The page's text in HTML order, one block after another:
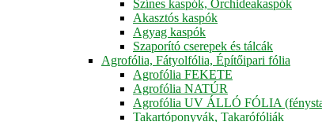
Színes kaspók, Orchideakaspók
Akasztós kaspók
Agyag kaspók
Szaporító cserepek és tálcák
Agrofólia, Fátyolfólia, Építőipari fólia
Agrofólia FEKETE
Agrofólia NATÚR
Agrofólia UV ÁLLÓ FÓLIA
Takartóponyvák, Takarófóliák